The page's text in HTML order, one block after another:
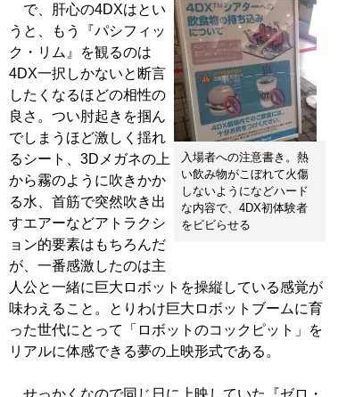
入場者への注意書き。熱
い飲み物がこぼれて火傷
しないようになどハード
な内容で、4DX初体験者
をビビらせる
で、肝心の4DXはとい
うと、もう『パシフィッ
ク・リム』を観るのは
4DX一択しかないと断言
したくなるほどの相性の
良さ。つい肘起きを掴ん
でしまうほど激しく揺れ
るシート、3Dメガネの上
から霧のように吹きかか
る水、首筋で突然吹き出
すエアーなどアトラクシ
ョン的要素はもちろんだ
が、一番感激したのは主
人公と一緒に巨大ロボットを操縦している感覚が
味わえること。とりわけ巨大ロボットブームに育
った世代にとって「ロボットのコックピット」を
リアルに体感できる夢の上映形式である。
せっかくなので同じ日に上映していた『ゼロ・